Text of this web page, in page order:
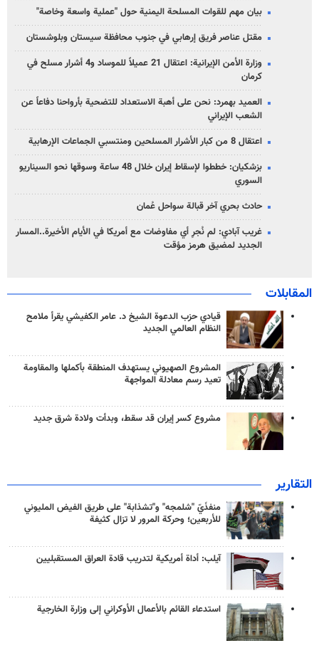
بيان مهم للقوات المسلحة اليمنية حول "عملية واسعة وخاصة"
مقتل عناصر فريق إرهابي في جنوب محافظة سيستان وبلوشستان
وزارة الأمن الإيرانية: اعتقال 21 عميلاً للموساد و4 أشرار مسلح في
كرمان
العميد بهمرد: نحن على أهبة الاستعداد للتضحية بأرواحنا دفاعاً عن
الشعب الإيراني
اعتقال 8 من كبار الأشرار المسلحين ومنتسبي الجماعات الإرهابية
بزشكيان: خططوا لإسقاط إيران خلال 48 ساعة وسوقها نحو السيناريو
السوري
حادث بحري آخر قبالة سواحل عُمان
غريب آبادي: لم نُجرِ أي مفاوضات مع أمريكا في الأيام الأخيرة..المسار
الجديد لمضيق هرمز مؤقت
المقابلات
قيادي حزب الدعوة الشيخ د. عامر الكفيشي يقرأ ملامح
النظام العالمي الجديد
المشروع الصهيوني يستهدف المنطقة بأكملها والمقاومة
تعيد رسم معادلة المواجهة
مشروع كسر إيران قد سقط، وبدأت ولادة شرق جديد
التقارير
منفذَيّ "شلمجه" و"تشذابة" على طريق الفيض المليوني
للأربعين؛ وحركة المرور لا تزال كثيفة
آيلب: أداة أمريكية لتدريب قادة العراق المستقبليين
استدعاء القائم بالأعمال الأوكراني إلى وزارة الخارجية